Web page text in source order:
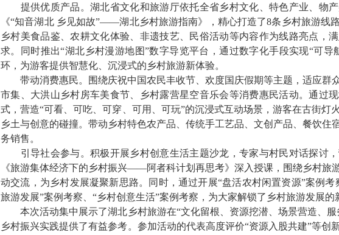
提供优质产品。湖北省文化和旅游厅依托全省乡村文化、特色产业、物产
《“知音湖北 乡见如故”——湖北乡村旅游指南》，精心打造了8条乡村旅游线
乡村美食品鉴、农耕文化体验、非遗技艺、民俗活动等内容作为线路亮点，
求。同时推出“湖北乡村漫游地图”数字导览平台，通过数字化手段实现“可导
环，为游客提供智慧化、沉浸式的乡村旅游新体验。
带动消费惠民。围绕庆祝中国农民丰收节、欢度国庆假期等主题，适应群
市集、大洪山乡村房车美食节、乡村露营星空音乐会等消费惠民活动。通过
式，营造“可看、可吃、可穿、可用、可玩”的沉浸式互动场景，游客在古街灯
乡土与创意的碰撞。带动乡村特色农产品、传统手工艺品、文创产品、餐饮住
务销售。
引导社会参与。积极开展乡村创意生活主题沙龙，专家与村民对话探讨，
《旅游集体经济下的乡村振兴——阿者科计划再思考》深入授课，围绕乡村旅
动交流，为乡村发展凝聚新思路。同时，通过开展“盘活农村闲置资源”案例
旅游发展”案例考察、“乡村创意生活”案例考察，为大家解锁了乡村旅游发展的
本次活动集中展示了湖北乡村旅游在“文化留根、资源挖潜、场景营造、服
乡村振兴实践提供了有益参考。参加活动的代表高度评价“资源入股共建”等创